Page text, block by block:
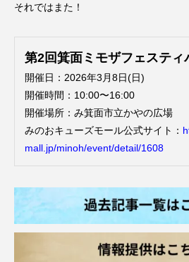
それではまた！
第2回箕面ミモザフェスティ
開催日：2026年3月8日(日)
開催時間：10:00〜16:00
開催場所：み箕面市立かやの広場
みのおキューズモール公式サイト：
mall.jp/minoh/event/detail/1608